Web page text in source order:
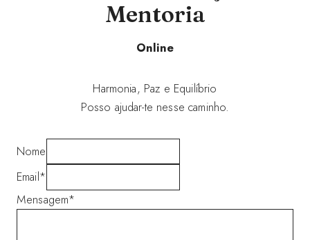
Mentoria
Online
Harmonia, Paz e Equilíbrio
Posso ajudar-te nesse caminho.
Nome
Email*
Mensagem*